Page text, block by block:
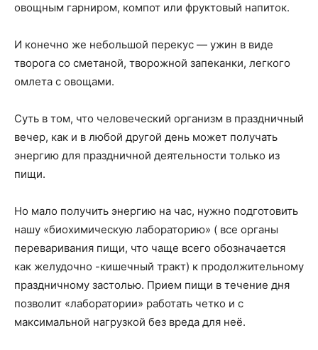
овощным гарниром, компот или фруктовый напиток.
И конечно же небольшой перекус — ужин в виде
творога со сметаной, творожной запеканки, легкого
омлета с овощами.
Суть в том, что человеческий организм в праздничный
вечер, как и в любой другой день может получать
энергию для праздничной деятельности только из
пищи.
Но мало получить энергию на час, нужно подготовить
нашу «биохимическую лабораторию» ( все органы
переваривания пищи, что чаще всего обозначается
как желудочно -кишечный тракт) к продолжительному
праздничному застолью. Прием пищи в течение дня
позволит «лаборатории» работать четко и с
максимальной нагрузкой без вреда для неё.